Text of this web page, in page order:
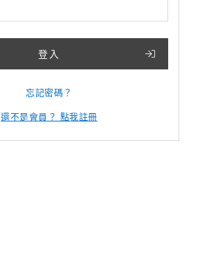
登入
忘記密碼？
還不是會員？ 點我註冊